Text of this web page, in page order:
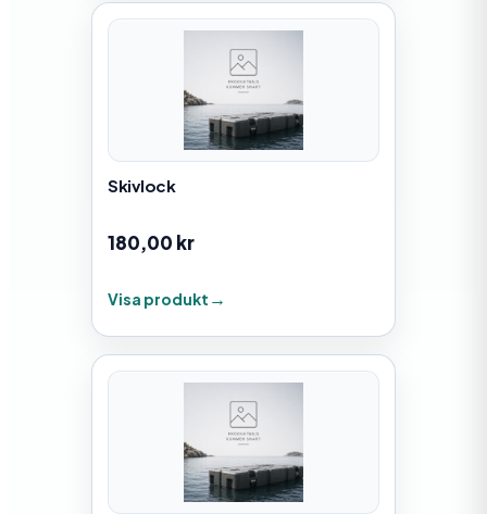
Skivlock
180,00 kr
Visa produkt